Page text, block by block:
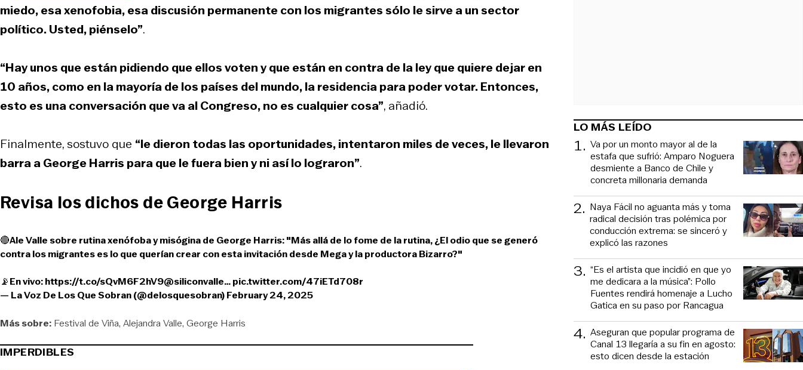
miedo, esa xenofobia, esa discusión permanente con los migrantes sólo le sirve a un sector
político. Usted, piénselo”.
“Hay unos que están pidiendo que ellos voten y que están en contra de la ley que quiere dejar en
10 años, como en la mayoría de los países del mundo, la residencia para poder votar. Entonces,
esto es una conversación que va al Congreso, no es cualquier cosa”, añadió.
Finalmente, sostuvo que “le dieron todas las oportunidades, intentaron miles de veces, le llevaron
barra a George Harris para que le fuera bien y ni así lo lograron”.
Revisa los dichos de George Harris
🔴Ale Valle sobre rutina xenófoba y misógina de George Harris: "Más allá de lo fome de la rutina, ¿El odio que se generó
contra los migrantes es lo que querían crear con esta invitación desde Mega y la productora Bizarro?"
📡En vivo:https://t.co/sQvM6F2hV9@siliconvalle…pic.twitter.com/47iETd708r
— La Voz De Los Que Sobran (@delosquesobran)February 24, 2025
Más sobre: Festival de Viña Alejandra Valle George Harris
IMPERDIBLES
LO MÁS LEÍDO
1. Va por un monto mayor al de la
estafa que sufrió: Amparo Noguera
desmiente a Banco de Chile y
concreta millonaria demanda
2. Naya Fácil no aguanta más y toma
radical decisión tras polémica por
conducción extrema: se sinceró y
explicó las razones
3. “Es el artista que incidió en que yo
me dedicara a la música”: Pollo
Fuentes rendirá homenaje a Lucho
Gatica en su paso por Rancagua
4. Aseguran que popular programa de
Canal 13 llegaría a su fin en agosto:
esto dicen desde la estación